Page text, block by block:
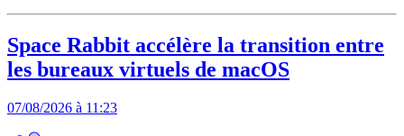
Space Rabbit accélère la transition entre
les bureaux virtuels de macOS
07/08/2026 à 11:23